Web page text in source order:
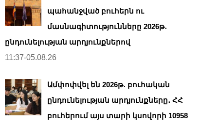
պահանջված բուհերն ու
մասնագիտությունները 2026թ․
ընդունելության արդյունքներով
11:37-05.08.26
Ամփոփվել են 2026թ․ բուհական
ընդունելության արդյունքները․ ՀՀ
բուհերում այս տարի կսովորի 10958